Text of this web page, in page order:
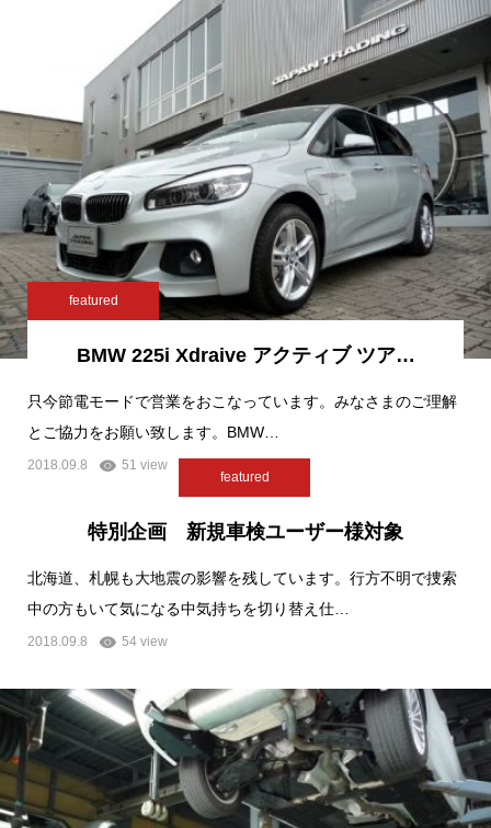
featured
BMW 225i Xdraive アクティブ ツア…
只今節電モードで営業をおこなっています。みなさまのご理解
とご協力をお願い致します。BMW…
2018.09.8 51 view
featured
特別企画 新規車検ユーザー様対象
北海道、札幌も大地震の影響を残しています。行方不明で捜索
中の方もいて気になる中気持ちを切り替え仕…
2018.09.8 54 view